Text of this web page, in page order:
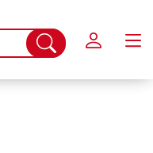
Suche
abschicken